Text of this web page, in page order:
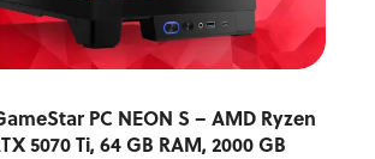
PC NEON S – AMD Ryzen
5070 Ti, 64 GB RAM, 2000 GB